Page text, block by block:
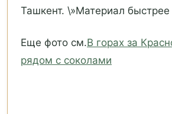
Ташкент. \»Материал
Еще фото см.В горах за
рядом с соколами